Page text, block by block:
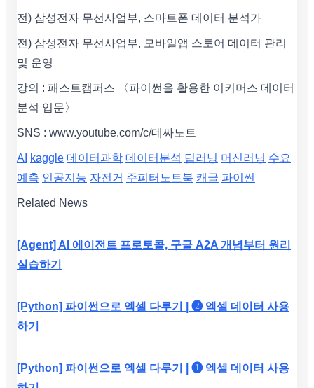
전) 삼성전자 무선사업부, 스마트폰 데이터 분석가
전) 삼성전자 무선사업부, 모바일앱 스토어 데이터 관리
및 운영
강의 : 패스트캠퍼스 〈파이썬을 활용한 이커머스 데이터
분석 입문〉
SNS : www.youtube.com/c/데싸노트
AI kaggle 데이터과학 데이터분석 딥러닝 머신러닝 수요
예측 인공지능 자전거 주피터노트북 캐글 파이썬
Related News
[Agent] AI 에이전트 프로토콜, 구글 A2A 개념부터 원리
실습하기
[Python] 파이썬으로 엑셀 다루기 | ❷ 엑셀 데이터 사용
하기
[Python] 파이썬으로 엑셀 다루기 | ❶ 엑셀 데이터 사용